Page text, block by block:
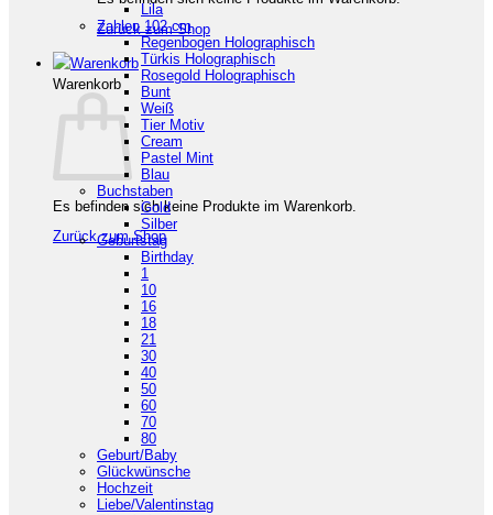
Zurück zum Shop
Warenkorb
Es befinden sich keine Produkte im Warenkorb.
Zurück zum Shop
Lila
Zahlen 102 cm
Regenbogen Holographisch
Türkis Holographisch
Rosegold Holographisch
Bunt
Weiß
Tier Motiv
Cream
Pastel Mint
Blau
Buchstaben
Gold
Silber
Geburtstag
Birthday
1
10
16
18
21
30
40
50
60
70
80
Geburt/Baby
Glückwünsche
Hochzeit
Liebe/Valentinstag